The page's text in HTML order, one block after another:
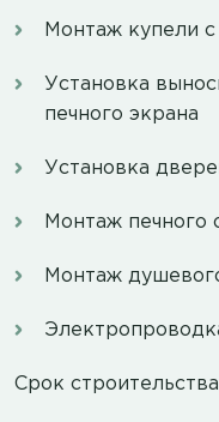
Монтаж купели
Установка
печного экрана
Установка
Монтаж печного
Монтаж
Срок